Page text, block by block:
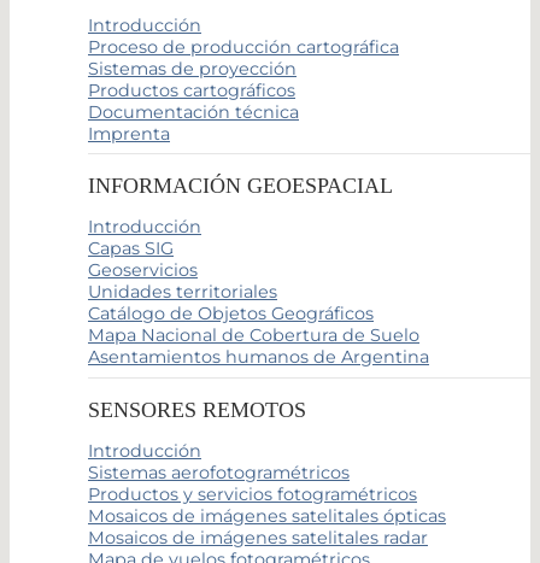
Introducción
Proceso de producción cartográfica
Sistemas de proyección
Productos cartográficos
Documentación técnica
Imprenta
INFORMACIÓN GEOESPACIAL
Introducción
Capas SIG
Geoservicios
Unidades territoriales
Catálogo de Objetos Geográficos
Mapa Nacional de Cobertura de Suelo
Asentamientos humanos de Argentina
SENSORES REMOTOS
Introducción
Sistemas aerofotogramétricos
Productos y servicios fotogramétricos
Mosaicos de imágenes satelitales ópticas
Mosaicos de imágenes satelitales radar